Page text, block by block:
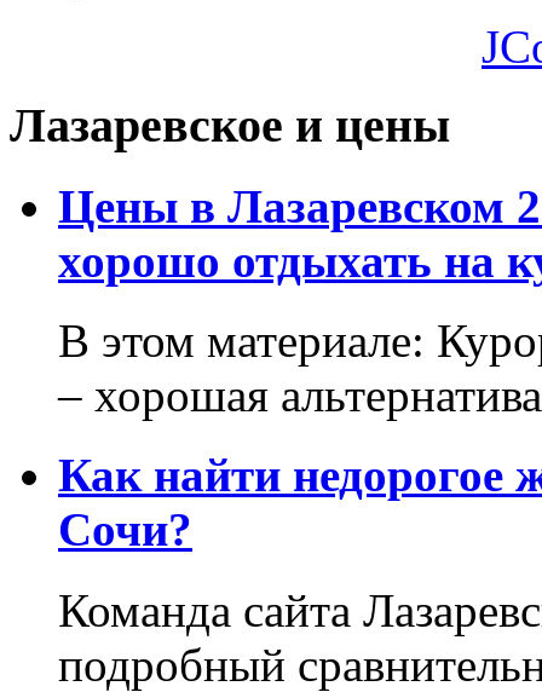
Лазаревское и цены
Цены в Лазаревском
хорошо отдыхать на
В этом материале:
– хорошая
Как найти недорогое
Сочи?
Команда сайта
подробный